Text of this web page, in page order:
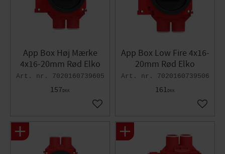
App Box Høj Mærke
4x16-20mm Rød Elko
7020160739605
157DKK
Gem som favorit
App Box Low Fire 4x16-
20mm Rød Elko
7020160739506
161DKK
Gem